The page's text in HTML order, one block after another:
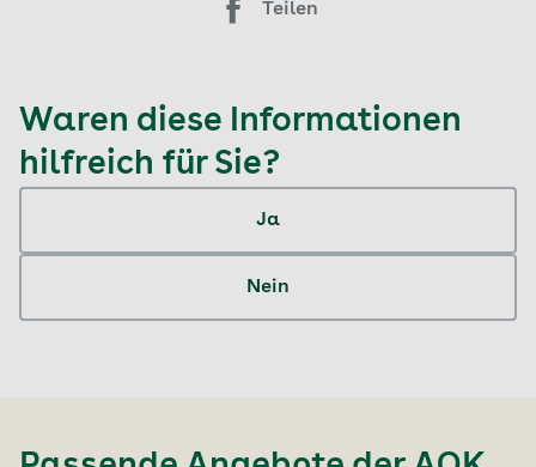
Teilen
Waren diese Informationen
hilfreich für Sie?
Ja
Nein